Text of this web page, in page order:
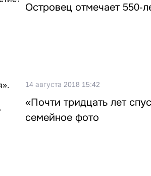
Островец отмечает 550-
14 августа 2018 15:42
«Почти тридцать лет
семейное фото